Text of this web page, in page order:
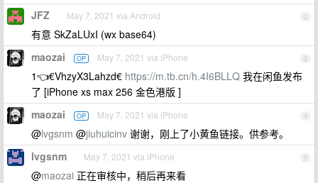
2
JFZ May 7, 2021 via Android
有意 SkZaLUxI (wx base64)
3
maozai OP May 7, 2021 via iPhone
1👈€VhzyX3Lahzd€ https://m.tb.cn/h.4I6BLLQ 我在闲鱼发布
了 [iPhone xs max 256 金色港版 ]
4
maozai OP May 7, 2021 via iPhone
@lvgsnm @jiuhuicinv 谢谢，刚上了小黄鱼链接。供参考。
5
lvgsnm May 7, 2021 via iPhone
@maozai 正在审核中，稍后再来看